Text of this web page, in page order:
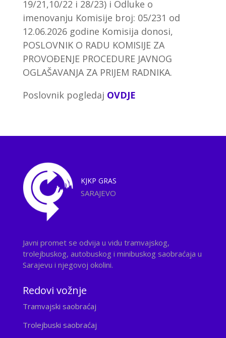
19/21,10/22 i 28/23) i Odluke o
imenovanju Komisije broj: 05/231 od
12.06.2026 godine Komisija donosi,
POSLOVNIK O RADU KOMISIJE ZA
PROVOĐENJE PROCEDURE JAVNOG
OGLAŠAVANJA ZA PRIJEM RADNIKA.
Poslovnik pogledaj OVDJE
KJKP GRAS
SARAJEVO
Javni promet se odvija u vidu tramvajskog,
trolejbuskog, autobuskog i minibuskog saobraćaja u
Sarajevu i njegovoj okolini.
Redovi vožnje
Tramvajski saobraćaj
Trolejbuski saobraćaj